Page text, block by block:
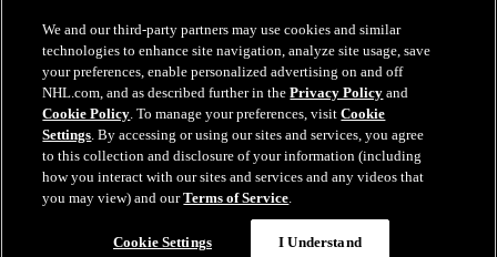
Zamboni & Co., Inc. © Frank J. Zamboni & Co., Inc. 2026. Tous
droits réservés. Toute autre marque déposée ou tout droit d'auteur d'une
tierce partie sont la propriété de leurs auteurs respectifs. Tous droits
réservés.
Fermer
We and our third-party partners may use cookies and similar
technologies to enhance site navigation, analyze site usage, save
your preferences, enable personalized advertising on and off
NHL.com, and as described further in thePrivacy Policy and
Cookie Policy. To manage your preferences, visitCookie
Settings. By accessing or using our sites and services, you agree
to this collection and disclosure of your information (including
how you interact with our sites and services and any videos that
you may view) and ourTerms of Service.
Cookie Settings I Understand